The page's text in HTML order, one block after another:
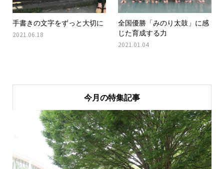
手書きの文字をずっと大切に
2021.06.18
全国優勝「みのり太鼓」に感
じた育成する力
2021.01.04
今月の特集記事